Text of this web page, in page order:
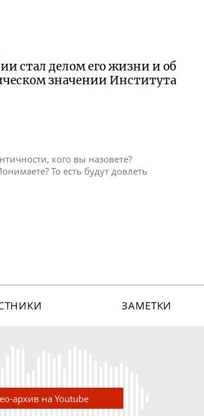
стал делом его жизни и об
значении Института
кого вы назовете?
То есть будут довлеть
ЗАМЕТКИ
архив на Youtube